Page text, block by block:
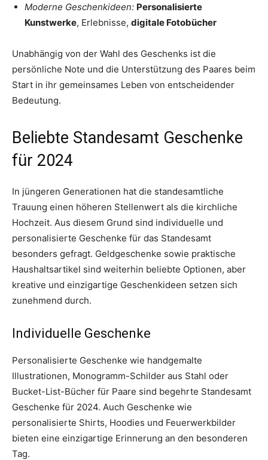
Moderne Geschenkideen: Personalisierte
Kunstwerke, Erlebnisse, digitale Fotobücher
Unabhängig von der Wahl des Geschenks ist die
persönliche Note und die Unterstützung des Paares beim
Start in ihr gemeinsames Leben von entscheidender
Bedeutung.
Beliebte Standesamt Geschenke
für 2024
In jüngeren Generationen hat die standesamtliche
Trauung einen höheren Stellenwert als die kirchliche
Hochzeit. Aus diesem Grund sind individuelle und
personalisierte Geschenke für das Standesamt
besonders gefragt. Geldgeschenke sowie praktische
Haushaltsartikel sind weiterhin beliebte Optionen, aber
kreative und einzigartige Geschenkideen setzen sich
zunehmend durch.
Individuelle Geschenke
Personalisierte Geschenke wie handgemalte
Illustrationen, Monogramm-Schilder aus Stahl oder
Bucket-List-Bücher für Paare sind begehrte Standesamt
Geschenke für 2024. Auch Geschenke wie
personalisierte Shirts, Hoodies und Feuerwerkbilder
bieten eine einzigartige Erinnerung an den besonderen
Tag.